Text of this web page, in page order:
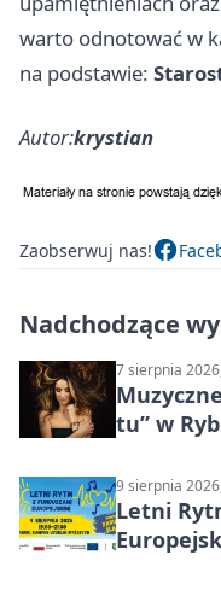
warto odnotować w
na podstawie:
Autor:krystian
Zaobserwuj nas!
Nadchodzące
7 sierpnia
tu” w
9 sierpnia
Letni